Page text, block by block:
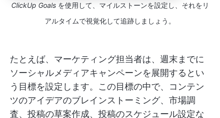
ClickUp Goalsを使用して、マイルストーンを設定し、それをリ
アルタイムで視覚化して追跡しましょう。
たとえば、マーケティング担当者は、週末までに
ソーシャルメディアキャンペーンを展開するとい
う目標を設定します。この目標の中で、コンテン
ツのアイデアのブレインストーミング、市場調
査、投稿の草案作成、投稿のスケジュール設定な